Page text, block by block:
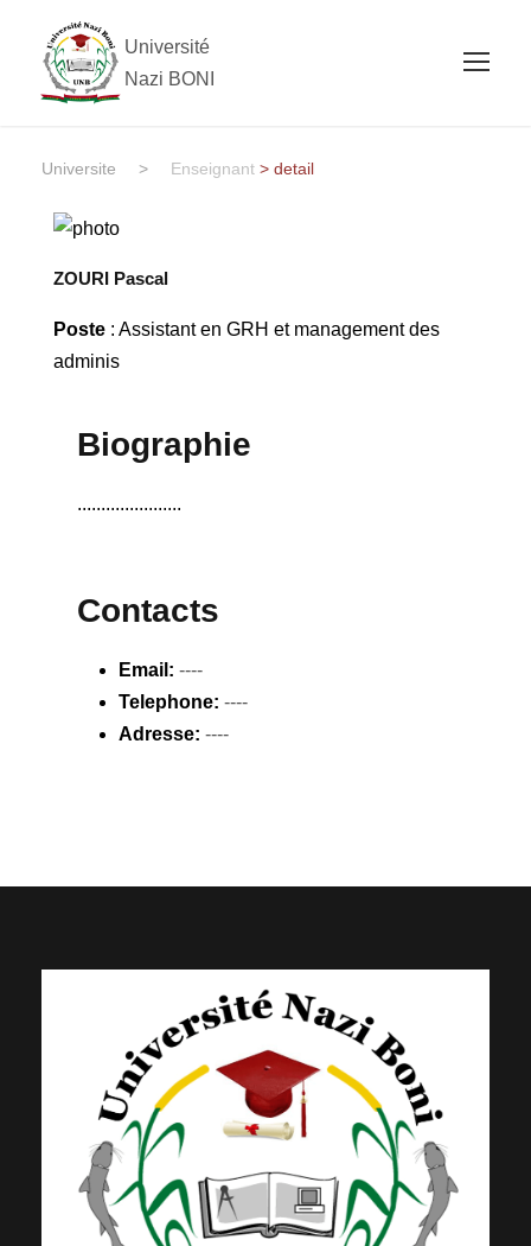
Université
Nazi BONI
Universite > Enseignant > detail
ZOURI Pascal
Poste: Assistant en GRH et management des
adminis
Biographie
......................
Contacts
Email: ----
Telephone: ----
Adresse: ----